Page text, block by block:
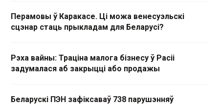
Перамовы ў Каракасе. Ці можа венесуэльскі
сцэнар стаць прыкладам для Беларусі?
Рэха вайны: Траціна малога бізнесу ў Расіі
задумалася аб закрыцці або продажы
Беларускі ПЭН зафіксаваў 738 парушэнняў